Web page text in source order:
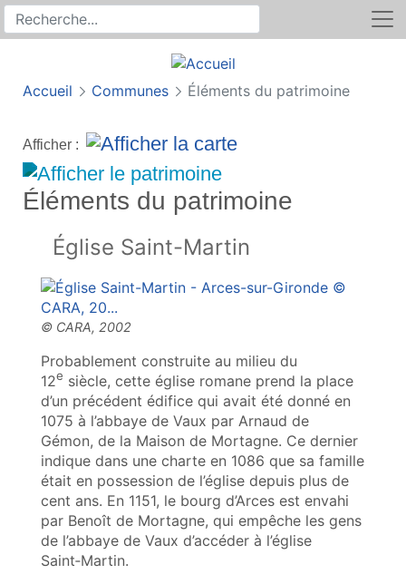
Recherche sur le site
Rechercher
Accueil Communes Éléments du patrimoine
Afficher :
Éléments du patrimoine
Église Saint-Martin
Probablement construite au milieu du
12e siècle, cette église romane prend la place
d’un précédent édifice qui avait été donné en
1075 à l’abbaye de Vaux par Arnaud de
Gémon, de la Maison de Mortagne. Ce dernier
indique dans une charte en 1086 que sa famille
était en possession de l’église depuis plus de
cent ans. En 1151, le bourg d’Arces est envahi
par Benoît de Mortagne, qui empêche les gens
de l’abbaye de Vaux d’accéder à l’église
Saint‑Martin.